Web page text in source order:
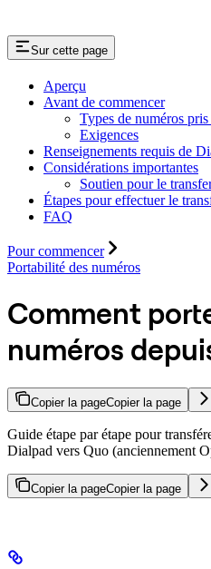
Sur cette page
Aperçu
Avant de commencer
Types de numéros
Exigences
Renseignements requis de
Considérations importantes
Soutien pour le
Étapes pour effectuer le
FAQ
Pour commencer
Portabilité des numéros
Comment
numéros
Copier la pageCopier la page
Guide étape par étape pour
Dialpad vers Quo (anciennement
Copier la pageCopier la page